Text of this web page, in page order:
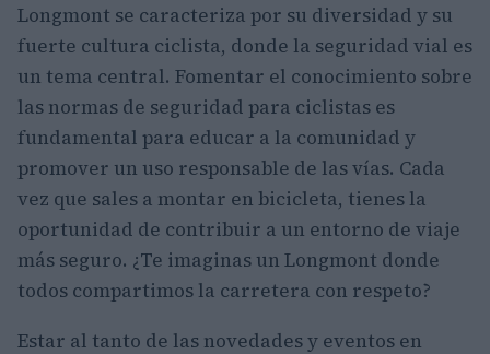
Longmont se caracteriza por su diversidad y su
fuerte cultura ciclista, donde la seguridad vial es
un tema central. Fomentar el conocimiento sobre
las normas de seguridad para ciclistas es
fundamental para educar a la comunidad y
promover un uso responsable de las vías. Cada
vez que sales a montar en bicicleta, tienes la
oportunidad de contribuir a un entorno de viaje
más seguro. ¿Te imaginas un Longmont donde
todos compartimos la carretera con respeto?
Estar al tanto de las novedades y eventos en